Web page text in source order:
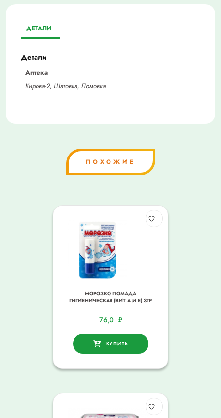
мед.
ДЕТАЛИ
Детали
Аптека
Кирова-2, Шатовка, Ломовка
ПОХОЖИЕ
МОРОЗКО ПОМАДА
ГИГИЕНИЧЕСКАЯ (ВИТ А И Е) 3ГР
76,0 ₽
КУПИТЬ